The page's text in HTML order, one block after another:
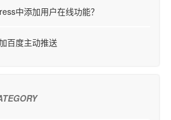
中添加用户在线功能？
百度主动推送